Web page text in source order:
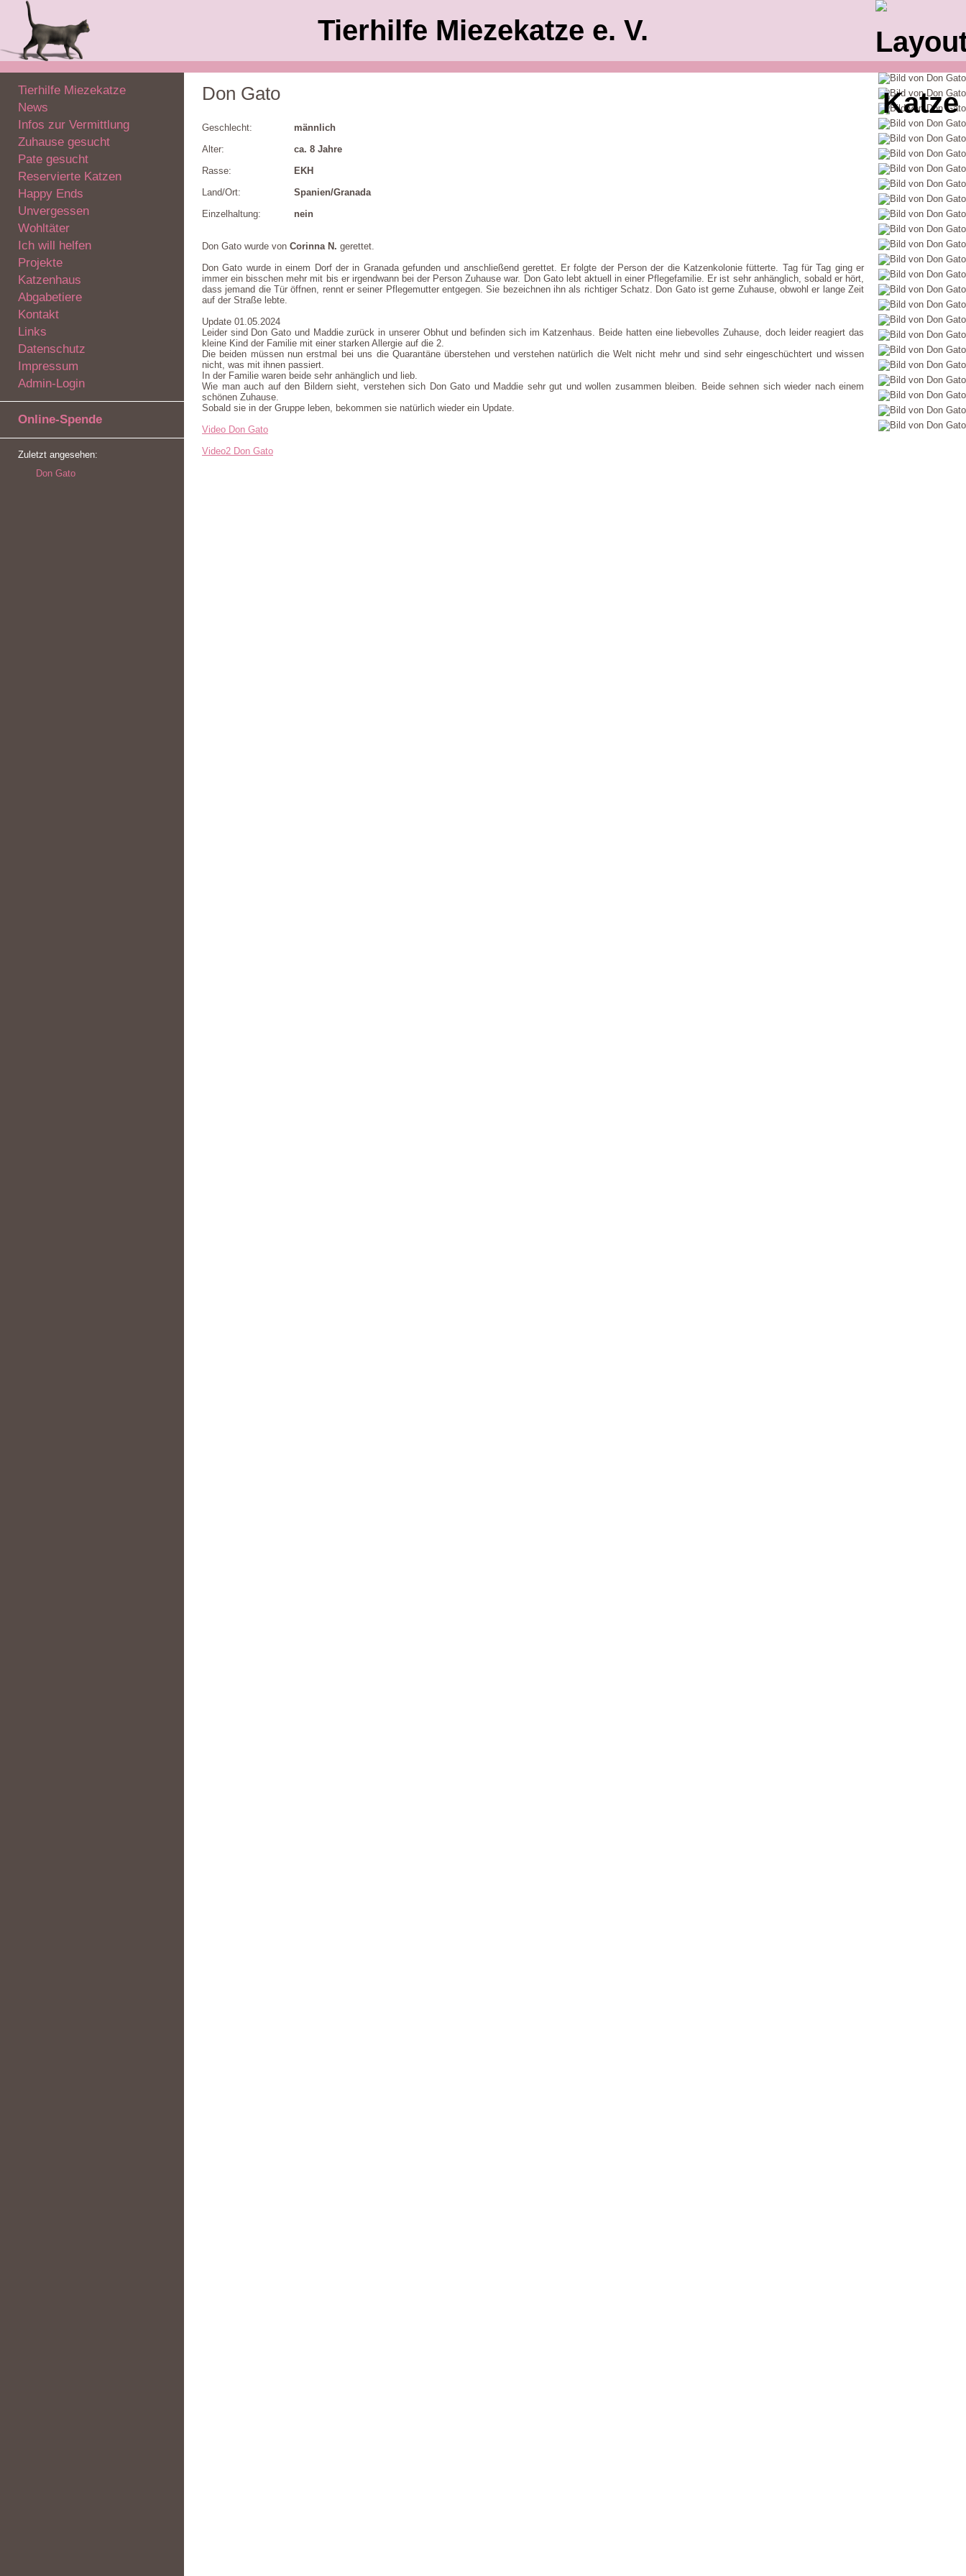
Tierhilfe Miezekatze e. V.
Tierhilfe Miezekatze
News
Infos zur Vermittlung
Zuhause gesucht
Pate gesucht
Reservierte Katzen
Happy Ends
Unvergessen
Wohltäter
Ich will helfen
Projekte
Katzenhaus
Abgabetiere
Kontakt
Links
Datenschutz
Impressum
Admin-Login
Online-Spende
Zuletzt angesehen:
Don Gato
Don Gato
Geschlecht:
männlich
Alter:
ca. 8 Jahre
Rasse:
EKH
Land/Ort:
Spanien/Granada
Einzelhaltung:
nein
Don Gato wurde von Corinna N. gerettet.
Don Gato wurde in einem Dorf der in Granada gefunden und anschließend gerettet. Er folgte der Person der die Katzenkolonie fütterte. Tag für Tag ging er
immer ein bisschen mehr mit bis er irgendwann bei der Person Zuhause war. Don Gato lebt aktuell in einer Pflegefamilie. Er ist sehr anhänglich, sobald er hört,
dass jemand die Tür öffnen, rennt er seiner Pflegemutter entgegen. Sie bezeichnen ihn als richtiger Schatz. Don Gato ist gerne Zuhause, obwohl er lange Zeit
auf der Straße lebte.
Update 01.05.2024
Leider sind Don Gato und Maddie zurück in unserer Obhut und befinden sich im Katzenhaus. Beide hatten eine liebevolles Zuhause, doch leider reagiert das
kleine Kind der Familie mit einer starken Allergie auf die 2.
Die beiden müssen nun erstmal bei uns die Quarantäne überstehen und verstehen natürlich die Welt nicht mehr und sind sehr eingeschüchtert und wissen
nicht, was mit ihnen passiert.
In der Familie waren beide sehr anhänglich und lieb.
Wie man auch auf den Bildern sieht, verstehen sich Don Gato und Maddie sehr gut und wollen zusammen bleiben. Beide sehnen sich wieder nach einem
schönen Zuhause.
Sobald sie in der Gruppe leben, bekommen sie natürlich wieder ein Update.
Video Don Gato
Video2 Don Gato